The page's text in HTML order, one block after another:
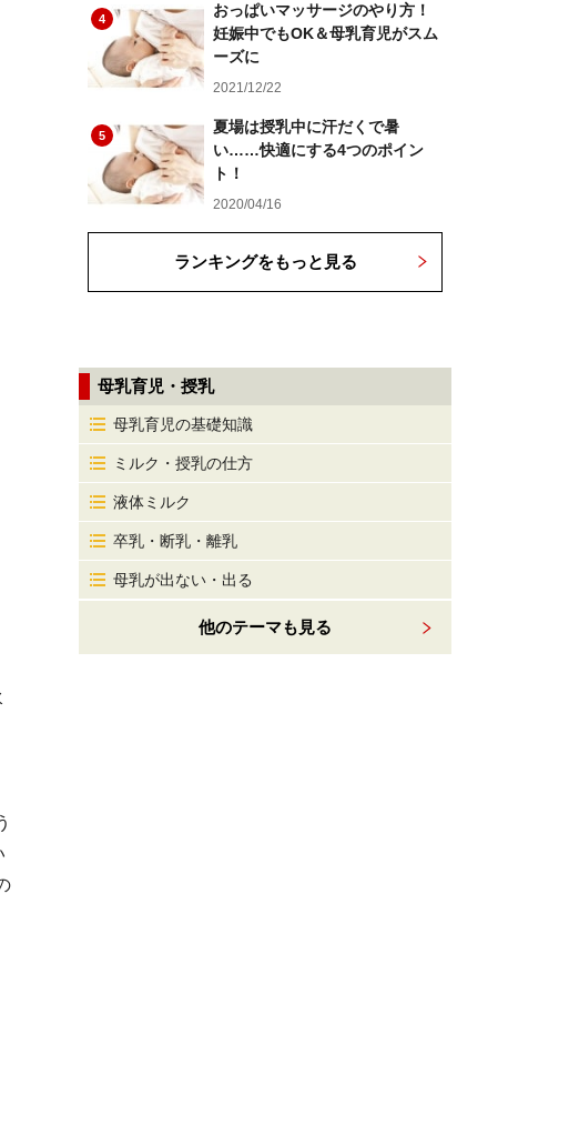
4
おっぱいマッサージのやり方！
妊娠中でもOK＆母乳育児がスム
ーズに
2021/12/22
5
夏場は授乳中に汗だくで暑
い……快適にする4つのポイン
ト！
2020/04/16
ランキングをもっと見る
母乳育児・授乳
母乳育児の基礎知識
ミルク・授乳の仕方
液体ミルク
卒乳・断乳・離乳
母乳が出ない・出る
他のテーマも見る